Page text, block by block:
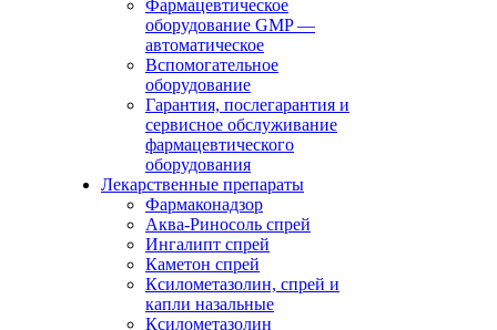
Фармацевтическое
оборудование GMP —
автоматическое
Вспомогательное
оборудование
Гарантия, послегарантия и
сервисное обслуживание
фармацевтического
оборудования
Лекарственные препараты
Фармаконадзор
Аква-Риносоль спрей
Ингалипт спрей
Каметон спрей
Ксилометазолин, спрей и
капли назальные
Ксилометазолин